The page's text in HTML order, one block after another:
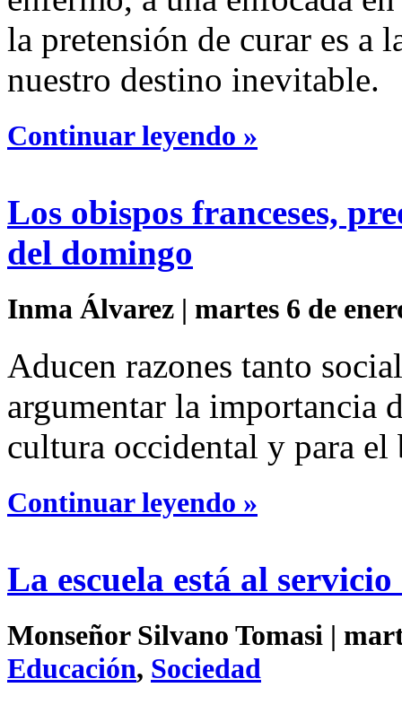
la pretensión de curar es a
nuestro destino inevitable.
Continuar leyendo »
Los obispos franceses,
del domingo
Inma Álvarez | martes 6 de
Aducen razones tanto
argumentar la importancia
cultura occidental y para el
Continuar leyendo »
La escuela está al
Monseñor Silvano Tomasi |
Educación, Sociedad